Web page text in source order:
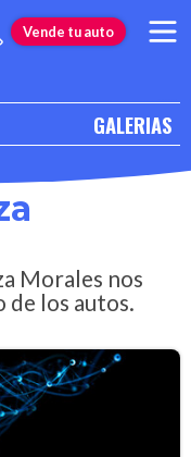
Vende tu auto
GALERIAS
Morales nos
de los autos.